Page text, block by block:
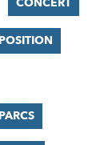
PARCS